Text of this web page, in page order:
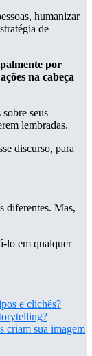
humanizar
de
por
na cabeça
seus
lembradas.
discurso, para
diferentes. Mas,
lo em qualquer
e clichês?
criam sua imagem